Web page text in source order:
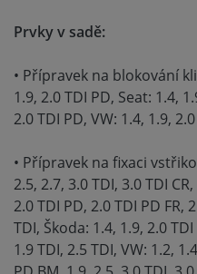
Prvky v sadě:
• Přípravek na blokování
1.9, 2.0 TDI PD, Seat: 1.4,
2.0 TDI PD, VW: 1.4, 1.9,
• Přípravek na fixaci
2.5, 2.7, 3.0 TDI, 3.0 TDI
2.0 TDI PD, 2.0 TDI PD FR,
TDI, Škoda: 1.4, 1.9, 2.0
1.9 TDI, 2.5 TDI, VW: 1.2,